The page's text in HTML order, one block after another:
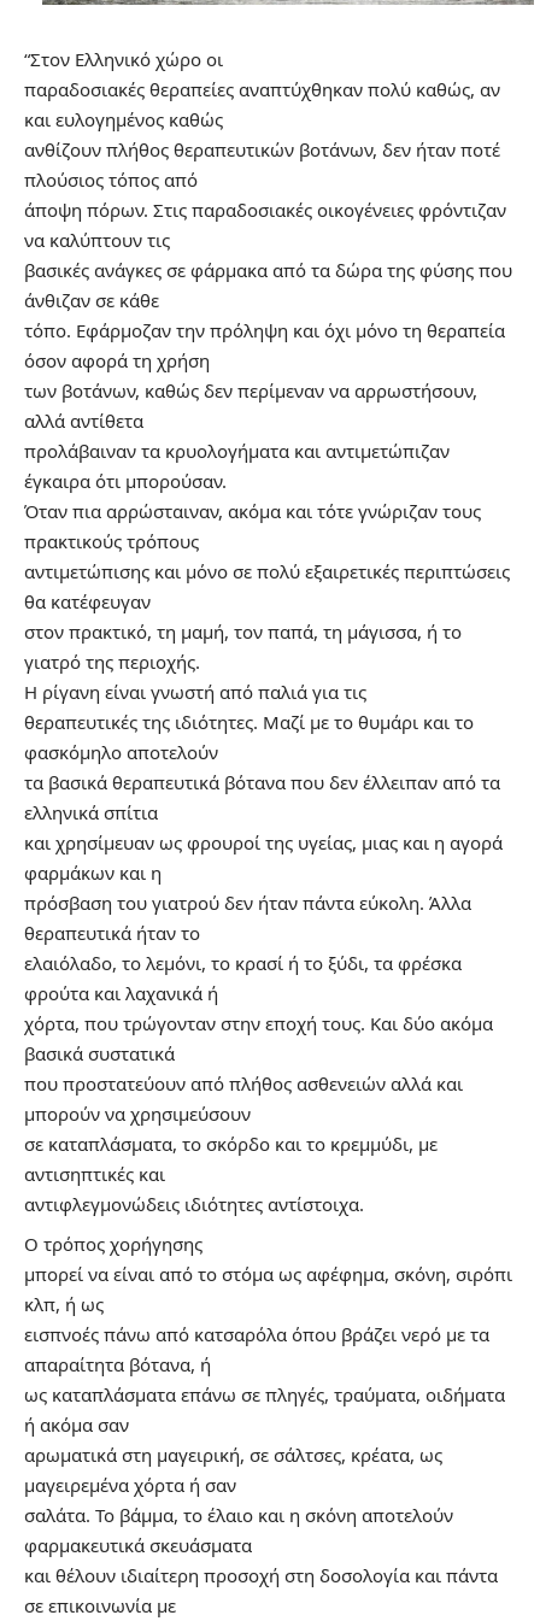
“Στον Ελληνικό χώρο οι
παραδοσιακές θεραπείες αναπτύχθηκαν πολύ καθώς, αν
και ευλογημένος καθώς
ανθίζουν πλήθος θεραπευτικών βοτάνων, δεν ήταν ποτέ
πλούσιος τόπος από
άποψη πόρων. Στις παραδοσιακές οικογένειες φρόντιζαν
να καλύπτουν τις
βασικές ανάγκες σε φάρμακα από τα δώρα της φύσης που
άνθιζαν σε κάθε
τόπο. Εφάρμοζαν την πρόληψη και όχι μόνο τη θεραπεία
όσον αφορά τη χρήση
των βοτάνων, καθώς δεν περίμεναν να αρρωστήσουν,
αλλά αντίθετα
προλάβαιναν τα κρυολογήματα και αντιμετώπιζαν
έγκαιρα ότι μπορούσαν.
Όταν πια αρρώσταιναν, ακόμα και τότε γνώριζαν τους
πρακτικούς τρόπους
αντιμετώπισης και μόνο σε πολύ εξαιρετικές περιπτώσεις
θα κατέφευγαν
στον πρακτικό, τη μαμή, τον παπά, τη μάγισσα, ή το
γιατρό της περιοχής.
Η ρίγανη είναι γνωστή από παλιά για τις
θεραπευτικές της ιδιότητες. Μαζί με το θυμάρι και το
φασκόμηλο αποτελούν
τα βασικά θεραπευτικά βότανα που δεν έλλειπαν από τα
ελληνικά σπίτια
και χρησίμευαν ως φρουροί της υγείας, μιας και η αγορά
φαρμάκων και η
πρόσβαση του γιατρού δεν ήταν πάντα εύκολη. Άλλα
θεραπευτικά ήταν το
ελαιόλαδο, το λεμόνι, το κρασί ή το ξύδι, τα φρέσκα
φρούτα και λαχανικά ή
χόρτα, που τρώγονταν στην εποχή τους. Και δύο ακόμα
βασικά συστατικά
που προστατεύουν από πλήθος ασθενειών αλλά και
μπορούν να χρησιμεύσουν
σε καταπλάσματα, το σκόρδο και το κρεμμύδι, με
αντισηπτικές και
αντιφλεγμονώδεις ιδιότητες αντίστοιχα.
Ο τρόπος χορήγησης
μπορεί να είναι από το στόμα ως αφέφημα, σκόνη, σιρόπι
κλπ, ή ως
εισπνοές πάνω από κατσαρόλα όπου βράζει νερό με τα
απαραίτητα βότανα, ή
ως καταπλάσματα επάνω σε πληγές, τραύματα, οιδήματα
ή ακόμα σαν
αρωματικά στη μαγειρική, σε σάλτσες, κρέατα, ως
μαγειρεμένα χόρτα ή σαν
σαλάτα. Το βάμμα, το έλαιο και η σκόνη αποτελούν
φαρμακευτικά σκευάσματα
και θέλουν ιδιαίτερη προσοχή στη δοσολογία και πάντα
σε επικοινωνία με